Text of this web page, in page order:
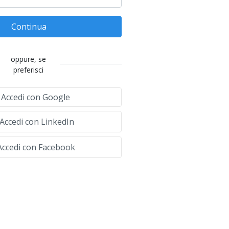
Continua
oppure, se
preferisci
con Google
con LinkedIn
con Facebook